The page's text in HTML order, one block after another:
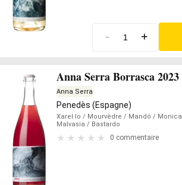
- +
Anna Serra Borrasca 2023
Anna Serra
Penedès (Espagne)
Xarel·lo / Mourvèdre / Mandó / Monica
Malvasia / Bastardo
0 commentaire